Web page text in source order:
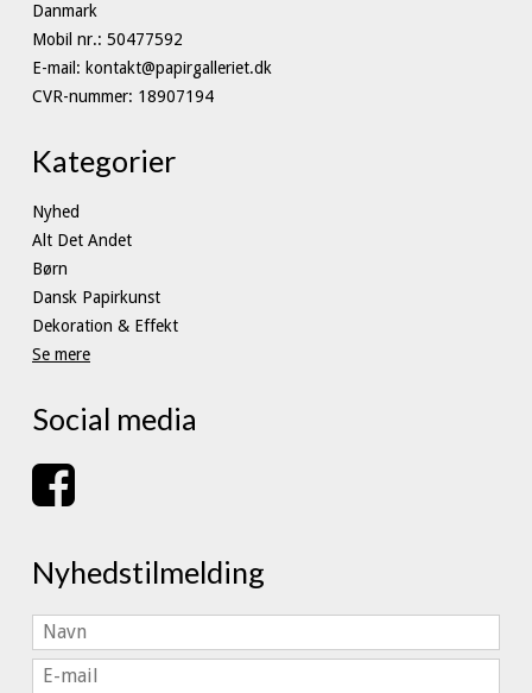
Danmark
Mobil nr.: 50477592
E-mail : kontakt@papirgalleriet.dk
CVR-nummer: 18907194
Kategorier
Nyhed
Alt Det Andet
Børn
Dansk Papirkunst
Dekoration & Effekt
Se mere
Social media
Nyhedstilmelding